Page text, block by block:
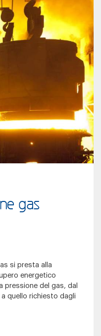
gas
si presta alla
energetico
pressione del gas, dal
quello richiesto dagli